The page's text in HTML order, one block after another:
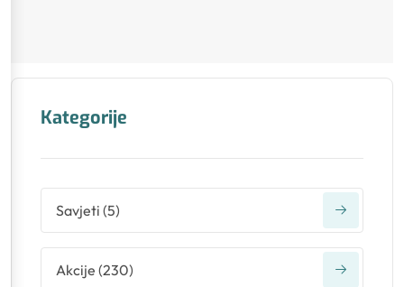
Kategorije
Savjeti (5)
Akcije (230)